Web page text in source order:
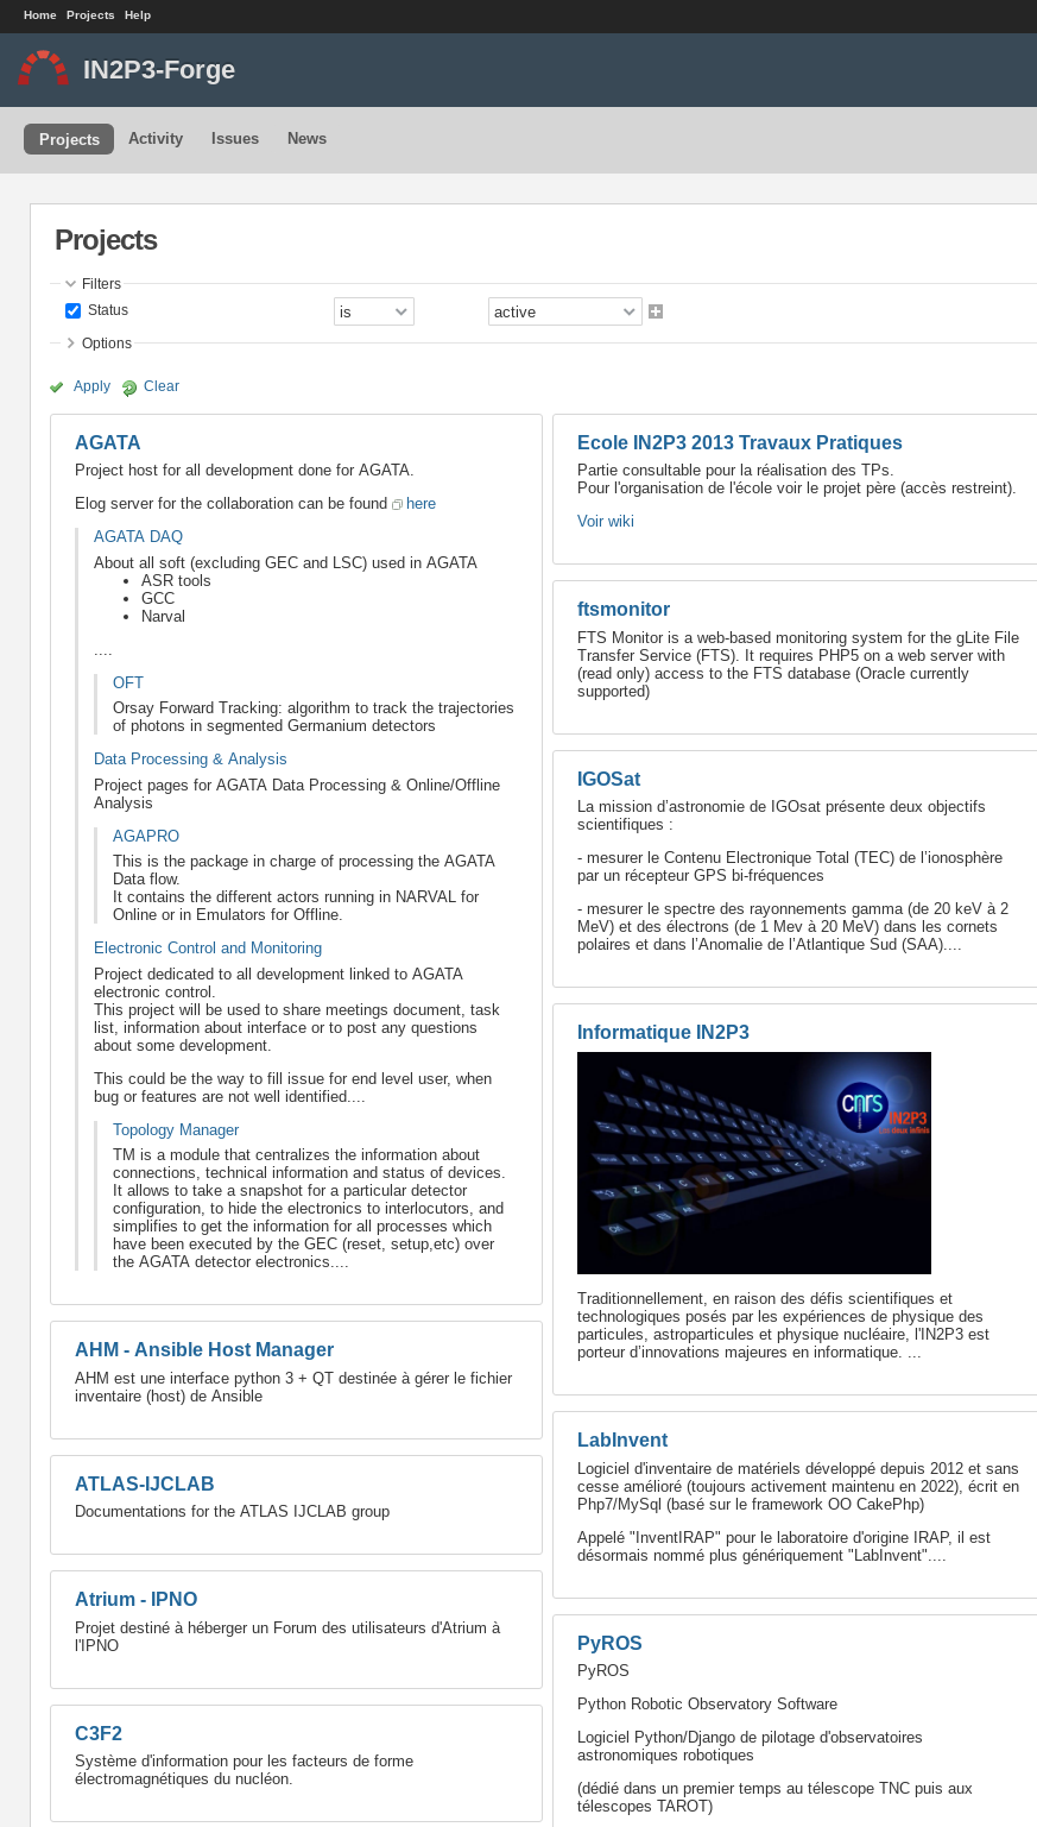
Home Projects Help
IN2P3-Forge
Projects Activity Issues News
Projects
Filters
Status
Options
Apply Clear
AGATA
Project host for all development done for AGATA.
Elog server for the collaboration can be found
here
AGATA DAQ
About all soft (excluding GEC and LSC) used in AGATA
ASR tools
GCC
Narval
OFT
Orsay Forward Tracking: algorithm to track the trajectories
of photons in segmented Germanium detectors
Data Processing & Analysis
Project pages for AGATA Data Processing & Online/Offline
Analysis
AGAPRO
This is the package in charge of processing the AGATA
Data flow.
It contains the different actors running in NARVAL for
Online or in Emulators for Offline.
Electronic Control and Monitoring
Project dedicated to all development linked to AGATA
electronic control.
This project will be used to share meetings document, task
list, information about interface or to post any questions
about some development.
This could be the way to fill issue for end level user, when
bug or features are not well identified....
Topology Manager
TM is a module that centralizes the information about
connections, technical information and status of devices.
It allows to take a snapshot for a particular detector
configuration, to hide the electronics to interlocutors, and
simplifies to get the information for all processes which
have been executed by the GEC (reset, setup,etc) over
the AGATA detector electronics....
AHM - Ansible Host Manager
AHM est une interface python 3 + QT destinée à gérer le fichier
inventaire (host) de Ansible
ATLAS-IJCLAB
Documentations for the ATLAS IJCLAB group
Atrium - IPNO
Projet destiné à héberger un Forum des utilisateurs d'Atrium à
l'IPNO
C3F2
Système d'information pour les facteurs de forme
électromagnétiques du nucléon.
Ecole IN2P3 2013 Travaux Pratiques
Partie consultable pour la réalisation des TPs.
Pour l'organisation de l'école voir le projet père (accès restreint).
Voir wiki
ftsmonitor
FTS Monitor is a web-based monitoring system for the gLite File
Transfer Service (FTS). It requires PHP5 on a web server with
(read only) access to the FTS database (Oracle currently
supported)
IGOSat
La mission d’astronomie de IGOsat présente deux objectifs
scientifiques :
- mesurer le Contenu Electronique Total (TEC) de l’ionosphère
par un récepteur GPS bi-fréquences
- mesurer le spectre des rayonnements gamma (de 20 keV à 2
MeV) et des électrons (de 1 Mev à 20 MeV) dans les cornets
polaires et dans l’Anomalie de l’Atlantique Sud (SAA)....
Informatique IN2P3
Traditionnellement, en raison des défis scientifiques et
technologiques posés par les expériences de physique des
particules, astroparticules et physique nucléaire, l'IN2P3 est
porteur d’innovations majeures en informatique. ...
LabInvent
Logiciel d'inventaire de matériels développé depuis 2012 et sans
cesse amélioré (toujours activement maintenu en 2022), écrit en
Php7/MySql (basé sur le framework OO CakePhp)
Appelé "InventIRAP" pour le laboratoire d'origine IRAP, il est
désormais nommé plus génériquement "LabInvent"....
PyROS
PyROS
Python Robotic Observatory Software
Logiciel Python/Django de pilotage d'observatoires
astronomiques robotiques
(dédié dans un premier temps au télescope TNC puis aux
télescopes TAROT)